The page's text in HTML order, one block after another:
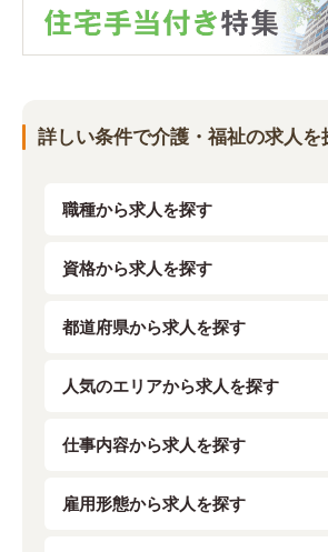
詳しい条件で介護・福祉の求人を
職種から求人を探す
資格から求人を探す
都道府県から求人を探す
人気のエリアから求人を探す
仕事内容から求人を探す
雇用形態から求人を探す